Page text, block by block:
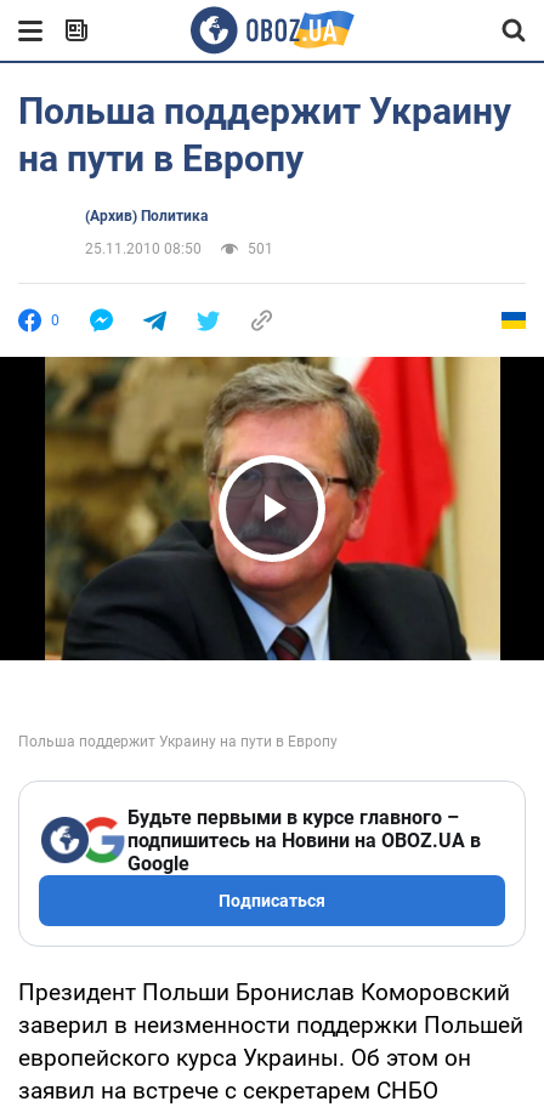
Польша поддержит Украину
на пути в Европу
(Архив) Политика
25.11.2010 08:50
501
0
Play Video
Будьте первыми в курсе главного –
подпишитесь на Новини на OBOZ.UA в
Google
Подписаться
Президент Польши Бронислав Коморовский
заверил в неизменности поддержки Польшей
европейского курса Украины. Об этом он
заявил на встрече с секретарем СНБО